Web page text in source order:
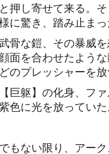
押し寄せて来る。
に驚き、踏み止ま
骨な鎧、その暴威
面を合わせたよう
のプレッシャーを
巨躯】の化身、フ
色に光を放ってい
もない限り、アー